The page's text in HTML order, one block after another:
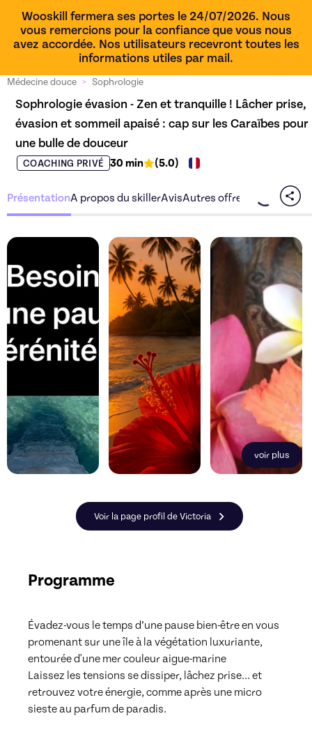
Wooskill fermera ses portes le 24/07/2026. Nous
vous remercions pour la confiance que vous nous
avez accordée. Nos utilisateurs recevront toutes les
informations utiles par mail.
Médecine douce > Sophrologie
Sophrologie évasion - Zen et tranquille ! Lâcher prise,
évasion et sommeil apaisé : cap sur les Caraïbes pour
une bulle de douceur
COACHING PRIVÉ 30 min (5.0)
PrésentationA propos du skillerAvisAutres offres du skiller
Découvrez l'offreSophrologie évasion -
Découvrez l'offre
voir plus
Voir la page profil de Victoria
Programme
Évadez-vous le temps d’une pause bien-être en vous
promenant sur une île à la végétation luxuriante,
entourée d'une mer couleur aigue-marine
Laissez les tensions se dissiper, lâchez prise… et
retrouvez votre énergie, comme après une micro
sieste au parfum de paradis.